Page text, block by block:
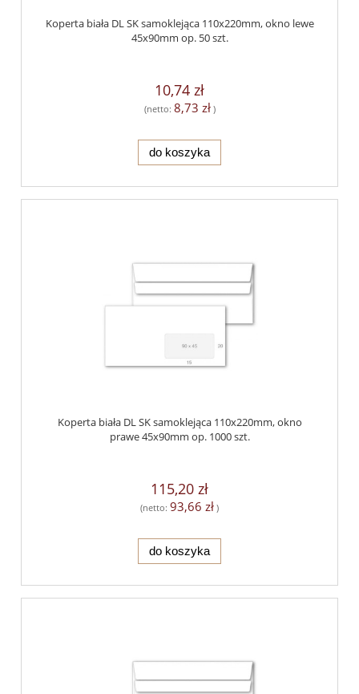
Koperta biała DL SK samoklejąca 110x220mm, okno lewe
45x90mm op. 50 szt.
10,74 zł
(netto: 8,73 zł)
do koszyka
Koperta biała DL SK samoklejąca 110x220mm, okno
prawe 45x90mm op. 1000 szt.
115,20 zł
(netto: 93,66 zł )
do koszyka